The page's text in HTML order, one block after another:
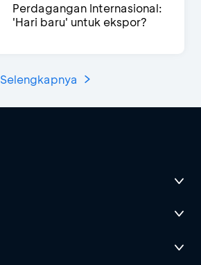
Perdagangan Internasional:
'Hari baru' untuk ekspor?
Selengkapnya